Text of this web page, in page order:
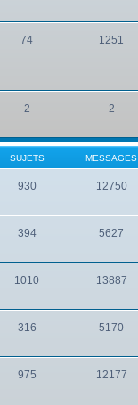
74 1251
2 2
SUJETS MESSAGES
930 12750
394 5627
1010 13887
316 5170
975 12177